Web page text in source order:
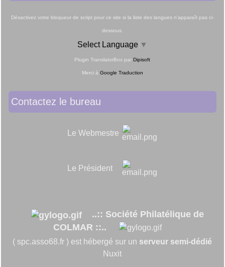
Désactivez votre bloqueur de script pour ce site si la liste des langues n'apparaît pas ci-
dessous.
Select Language ▼
Plugin TranslatorBox par Dipisoft
Merci à Google Traduction
Contactez le bureau
Le Webmestre
Le Président
..:: Société Philatélique de
COLMAR ::..
( spc.asso68.fr ) est hébergé sur un serveur semi-dédié
Nuxit